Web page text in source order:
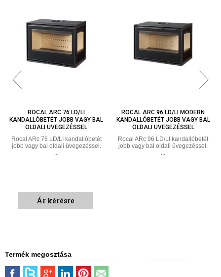
ROCAL ARC 76 LD/LI
KANDALLÓBETÉT JOBB VAGY BAL
OLDALI ÜVEGEZÉSSEL
Rocal ARc 76 LD/LI kandallóbetét
jobb vagy bal oldali üvegezéssel.
...
Ár kérésre
ROCAL ARC 96 LD/LI MODERN
KANDALLÓBETÉT JOBB VAGY BAL
OLDALI ÜVEGEZÉSSEL
Rocal ARc 96 LD/LI kandallóbetét
jobb vagy bal oldali üvegezéssel.
...
Termék megosztása